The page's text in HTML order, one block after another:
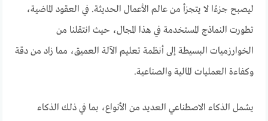
ليصبح جزءًا لا يتجزأ من عالم الأعمال الحديثة. في العقود الماضية،
تطورت النماذج المستخدمة في هذا المجال، حيث انتقلنا من
الخوارزميات البسيطة إلى أنظمة تعليم الآلة العميق، مما زاد من دقة
وكفاءة العمليات المالية والصناعية.
يشمل الذكاء الاصطناعي العديد من الأنواع، بما في ذلك الذكاء